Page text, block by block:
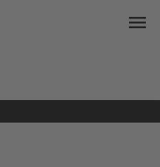
menu